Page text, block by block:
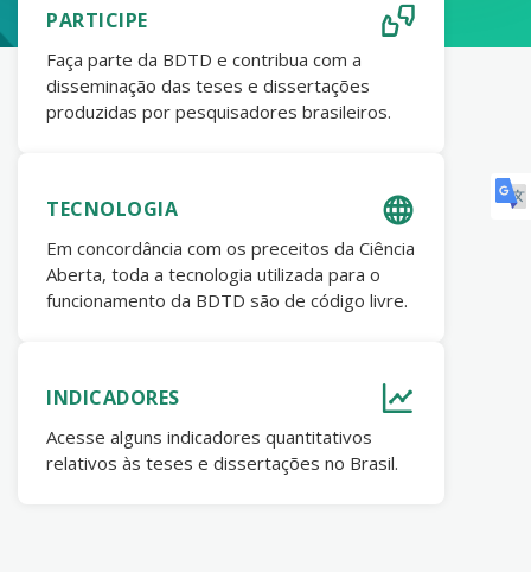
PARTICIPE
Faça parte da BDTD e contribua com a
disseminação das teses e dissertações
produzidas por pesquisadores brasileiros.
TECNOLOGIA
Em concordância com os preceitos da Ciência
Aberta, toda a tecnologia utilizada para o
funcionamento da BDTD são de código livre.
INDICADORES
Acesse alguns indicadores quantitativos
relativos às teses e dissertações no Brasil.